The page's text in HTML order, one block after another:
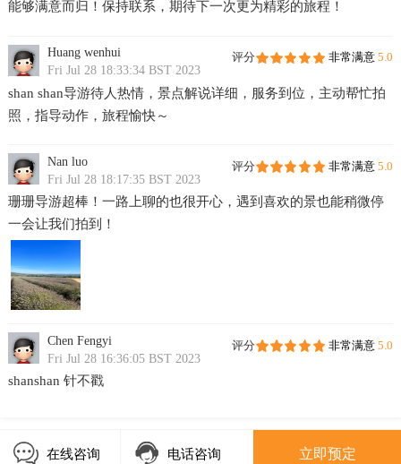
能够满意而归！保持联系，期待下一次更为精彩的旅程！
Huang wenhui
Fri Jul 28 18:33:34 BST 2023
评分 非常满意 5.0
shan shan导游待人热情，景点解说详细，服务到位，主动帮忙拍
照，指导动作，旅程愉快～
Nan luo
Fri Jul 28 18:17:35 BST 2023
评分 非常满意 5.0
珊珊导游超棒！一路上聊的也很开心，遇到喜欢的景也能稍微停
一会让我们拍到！
Chen Fengyi
Fri Jul 28 16:36:05 BST 2023
评分 非常满意 5.0
shanshan 针不戳
在线咨询 电话咨询 立即预定